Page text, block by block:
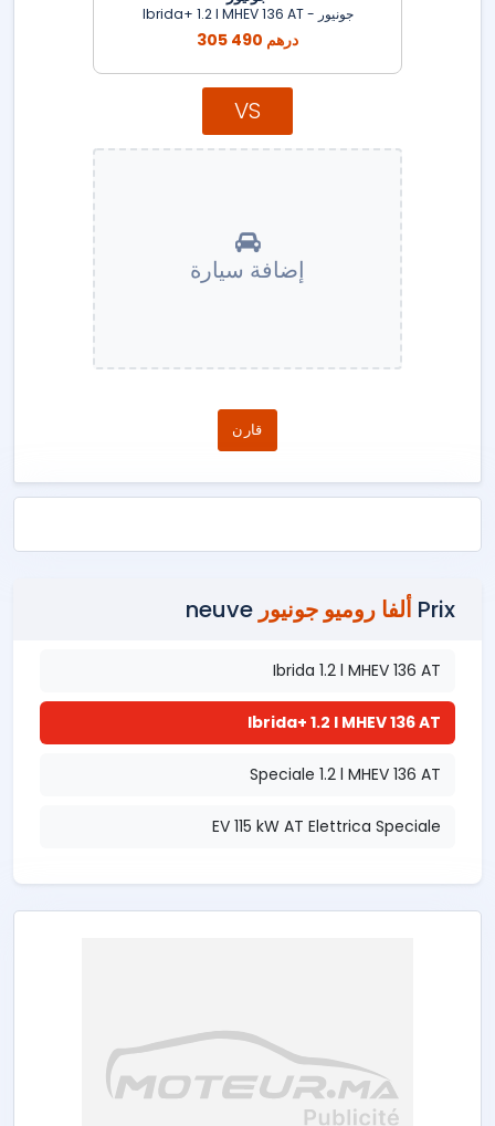
جونيور - Ibrida+ 1.2 l MHEV 136 AT
305 490 درهم
VS
إضافة سيارة
قارن
Prix ألفا روميو جونيور
Ibrida 1.2 l MHEV 136 AT
Ibrida+ 1.2 l MHEV 136 AT
Speciale 1.2 l MHEV 136 AT
EV 115 kW AT Elettrica Speciale